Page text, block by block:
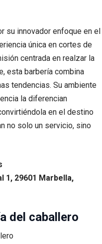
su innovador enfoque en el
única en cortes de
centrada en realzar la
esta barbería combina
tendencias. Su ambiente
la diferencian
en el destino
no solo un servicio, sino
1, 29601 Marbella,
del caballero